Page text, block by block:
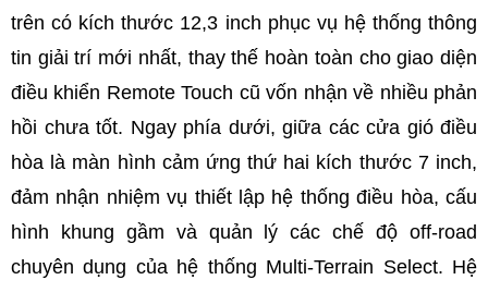
trên có kích thước 12,3 inch phục vụ hệ thống thông
tin giải trí mới nhất, thay thế hoàn toàn cho giao diện
điều khiển Remote Touch cũ vốn nhận về nhiều phản
hồi chưa tốt. Ngay phía dưới, giữa các cửa gió điều
hòa là màn hình cảm ứng thứ hai kích thước 7 inch,
đảm nhận nhiệm vụ thiết lập hệ thống điều hòa, cấu
hình khung gầm và quản lý các chế độ off-road
chuyên dụng của hệ thống Multi-Terrain Select. Hệ